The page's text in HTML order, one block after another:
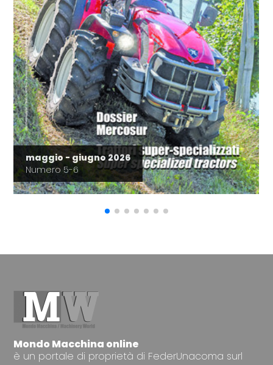
maggio - giugno 2026
Numero 5-6
Mondo Macchina online
è un portale di proprietà di FederUnacoma surl